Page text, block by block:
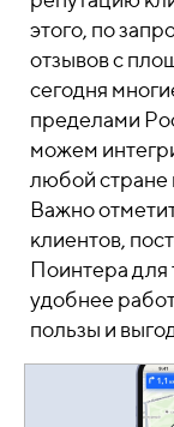
этого, по
отзывов с
сегодня
пределами
можем
любой стране
Важно
клиентов,
Поинтера для
удобнее
пользы и